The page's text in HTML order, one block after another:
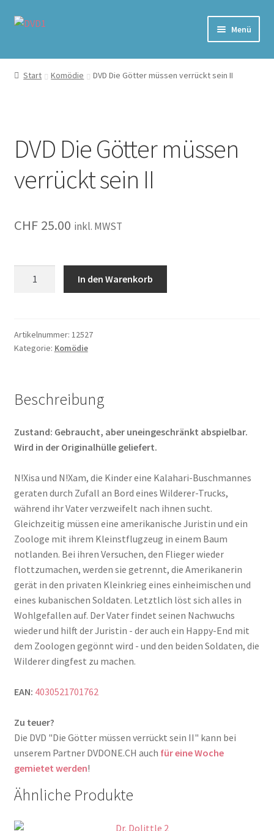
Zur
Zum
Menü
Home
Start Komödie DVD Die Götter müssen verrückt sein II
DVD Die Götter müssen
verrückt sein II
CHF25.00 inkl. MWST
sein
II
In den Warenkorb
Artikelnummer: 12527
Kategorie: Komödie
Beschreibung
Zustand: Gebraucht, aber uneingeschränkt abspielbar.
Wird in der Originalhülle geliefert.
N!Xisa und N!Xam, die Kinder eine Kalahari-Buschmannes
geraten durch Zufall an Bord eines Wilderer-Trucks,
während ihr Vater verzweifelt nach ihnen sucht.
Gleichzeitig müssen eine amerikanische Juristin und ein
Zoologe mit ihrem Kleinstflugzeug in einem Baum
notlanden. Bei ihren Versuchen, den Flieger wieder
flottzumachen, werden sie getrennt, die Amerikanerin
gerät in den privaten Kleinkrieg eines einheimischen und
eines kubanischen Soldaten. Letztlich löst sich alles in
Wohlgefallen auf. Der Vater findet seinen Nachwuchs
wieder und hilft der Juristin - der auch ein Happy-End mit
dem Zoologen gegönnt wird - und den beiden Soldaten, die
Wilderer dingfest zu machen.
EAN: 4030521701762
Zu teuer?
Die DVD "Die Götter müssen verrückt sein II" kann bei
unserem Partner DVDONE.CH auch für eine Woche
gemietet werden!
Ähnliche Produkte